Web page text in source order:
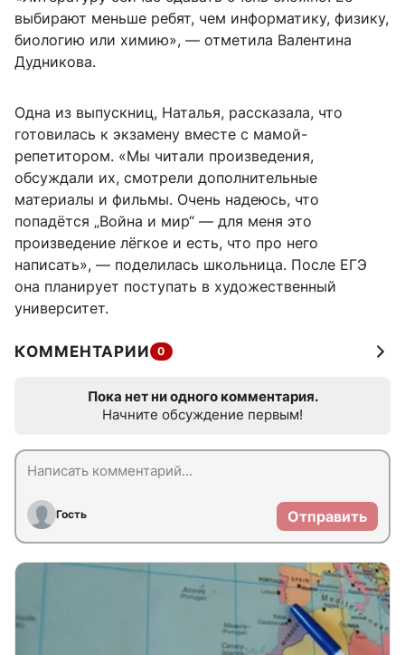
выбирают меньше ребят, чем информатику, физику,
биологию или химию», — отметила Валентина
Дудникова.
Одна из выпускниц, Наталья, рассказала, что
готовилась к экзамену вместе с мамой-
репетитором. «Мы читали произведения,
обсуждали их, смотрели дополнительные
материалы и фильмы. Очень надеюсь, что
попадётся „Война и мир“ — для меня это
произведение лёгкое и есть, что про него
написать», — поделилась школьница. После ЕГЭ
она планирует поступать в художественный
университет.
КОММЕНТАРИИ 0
Пока нет ни одного комментария.
Начните обсуждение первым!
Гость Отправить